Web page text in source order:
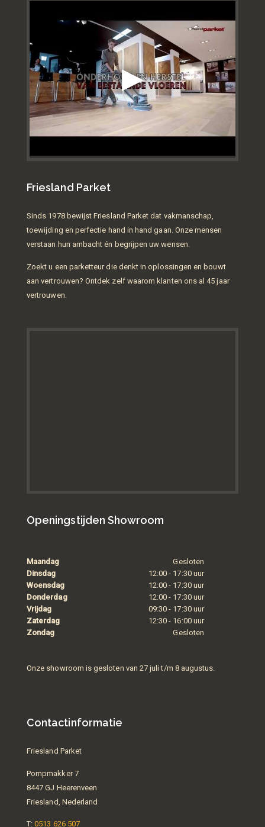
Friesland Parket
Sinds 1978 bewijst Friesland Parket dat vakmanschap,
toewijding en perfectie hand in hand gaan. Onze mensen
verstaan hun ambacht én begrijpen uw wensen.
Zoekt u een parketteur die denkt in oplossingen en bouwt
aan vertrouwen? Ontdek zelf waarom klanten ons al 45 jaar
vertrouwen.
Openingstijden Showroom
Maandag
Gesloten
Dinsdag
12:00 - 17:30 uur
Woensdag
12:00 - 17:30 uur
Donderdag
12:00 - 17:30 uur
Vrijdag
09:30 - 17:30 uur
Zaterdag
12:30 - 16:00 uur
Zondag
Gesloten
Onze showroom is gesloten van 27 juli t/m 8 augustus.
Contactinformatie
Friesland Parket
Pompmakker 7
8447 GJ Heerenveen
Friesland, Nederland
T:0513 626 507